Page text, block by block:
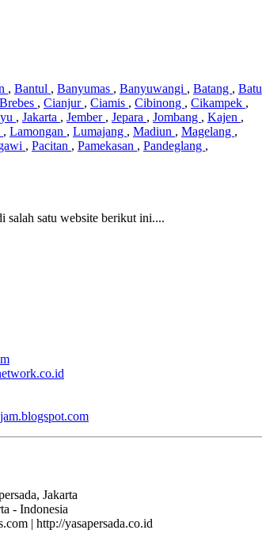
, Bantul , Banyumas , Banyuwangi , Batang , Batu
Brebes , Cianjur , Ciamis , Cibinong , Cikampek ,
, Jakarta , Jember , Jepara , Jombang , Kajen ,
, Lamongan , Lumajang , Madiun , Magelang ,
, Pacitan , Pamekasan , Pandeglang ,
salah satu website berikut ini....
Jakarta
- Indonesia
| http://yasapersada.co.id